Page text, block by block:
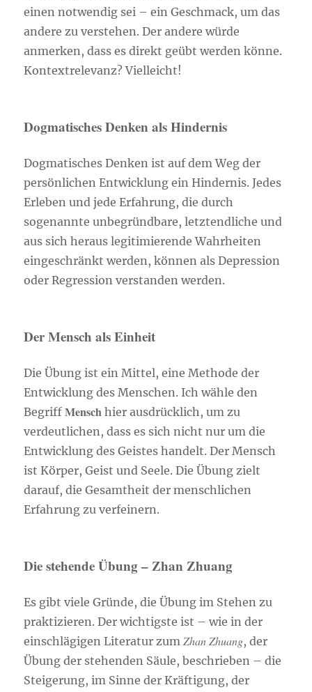
einen notwendig sei – ein Geschmack, um das
andere zu verstehen. Der andere würde
anmerken, dass es direkt geübt werden könne.
Kontextrelevanz? Vielleicht!
Dogmatisches Denken als Hindernis
Dogmatisches Denken ist auf dem Weg der
persönlichen Entwicklung ein Hindernis. Jedes
Erleben und jede Erfahrung, die durch
sogenannte unbegründbare, letztendliche und
aus sich heraus legitimierende Wahrheiten
eingeschränkt werden, können als Depression
oder Regression verstanden werden.
Der Mensch als Einheit
Die Übung ist ein Mittel, eine Methode der
Entwicklung des Menschen. Ich wähle den
BegriffMensch hier ausdrücklich, um zu
verdeutlichen, dass es sich nicht nur um die
Entwicklung des Geistes handelt. Der Mensch
ist Körper, Geist und Seele. Die Übung zielt
darauf, die Gesamtheit der menschlichen
Erfahrung zu verfeinern.
Die stehende Übung – Zhan Zhuang
Es gibt viele Gründe, die Übung im Stehen zu
praktizieren. Der wichtigste ist – wie in der
einschlägigen Literatur zumZhan Zhuang, der
Übung der stehenden Säule, beschrieben – die
Steigerung, im Sinne der Kräftigung, der